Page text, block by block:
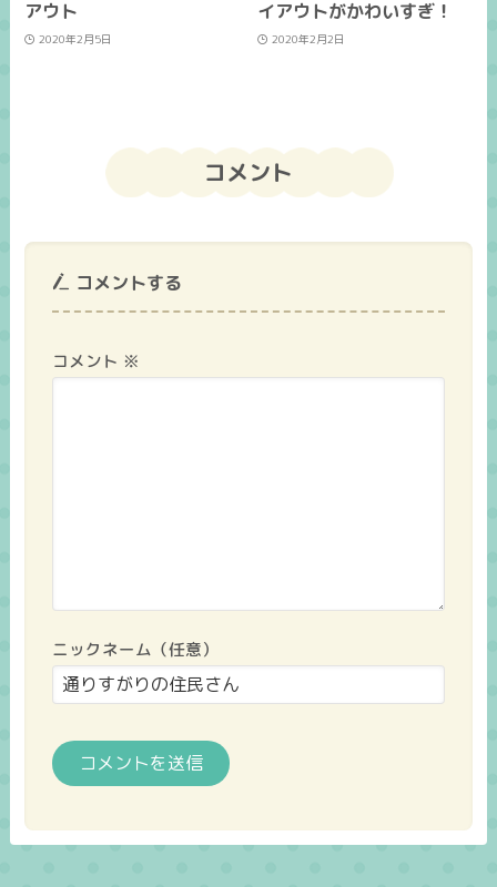
アウト
2020年2月5日
イアウトがかわいすぎ！
2020年2月2日
コメント
コメントする
コメント ※
ニックネーム（任意）